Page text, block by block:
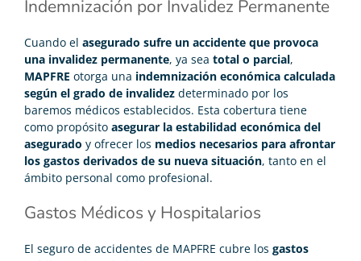
Indemnización por Invalidez Permanente
Cuando el asegurado sufre un accidente que provoca
una invalidez permanente, ya sea total o parcial,
MAPFRE otorga una indemnización económica calculada
según el grado de invalidez determinado por los
baremos médicos establecidos. Esta cobertura tiene
como propósito asegurar la estabilidad económica del
asegurado y ofrecer los medios necesarios para afrontar
los gastos derivados de su nueva situación, tanto en el
ámbito personal como profesional.
Gastos Médicos y Hospitalarios
El seguro de accidentes de MAPFRE cubre los gastos